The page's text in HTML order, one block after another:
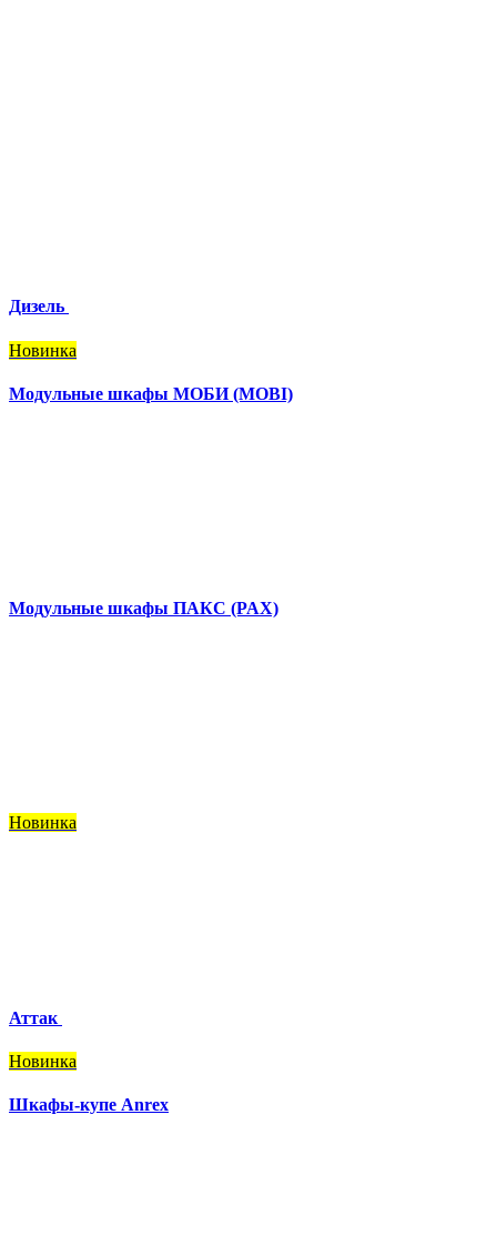
Дизель
Новинка
Модульные шкафы МОБИ (MOBI)
Модульные шкафы ПАКС (PAX)
Новинка
Аттак
Новинка
Шкафы-купе Anrex